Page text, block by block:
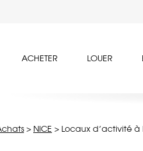
ACHETER LOUER
> NICE > Locaux d’activité à